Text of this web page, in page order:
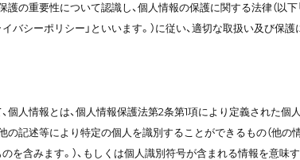
の重要性について認識し、個人情報の保護に関する法律（以下
バシーポリシー」といいます。）に従い、適切な取扱い及び保護
個人情報とは、個人情報保護法第2条第1項により定義された個
の記述等により特定の個人を識別することができるもの（他
を含みます。）、もしくは個人識別符号が含まれる情報を意味